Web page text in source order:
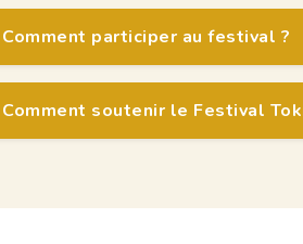
Comment participer au festival ?
Comment soutenir le Festival